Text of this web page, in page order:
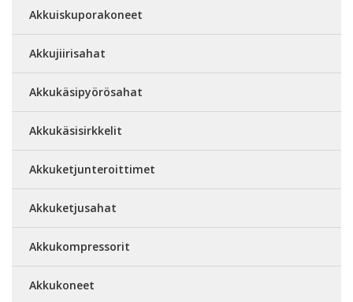
Akkuiskuporakoneet
Akkujiirisahat
Akkukäsipyörösahat
Akkukäsisirkkelit
Akkuketjunteroittimet
Akkuketjusahat
Akkukompressorit
Akkukoneet